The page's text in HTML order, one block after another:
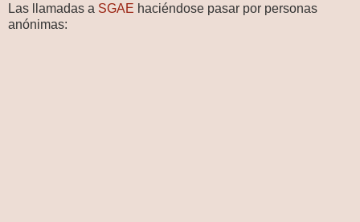
Las llamadas a SGAE haciéndose pasar por personas
anónimas: